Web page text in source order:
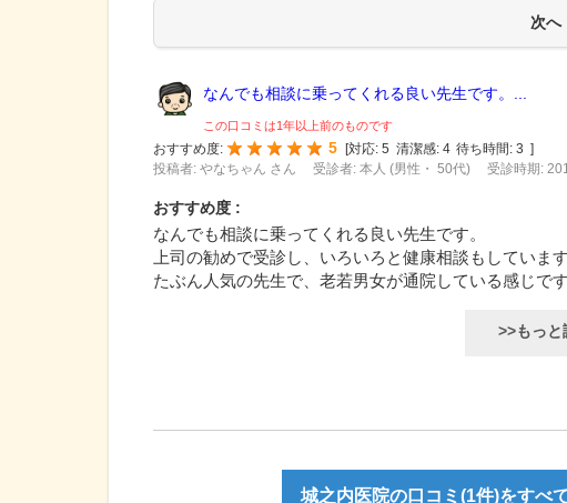
なんでも相談に乗ってくれる良い先生です。...
この口コミは1年以上前のものです
おすすめ度:
5 対応: 5 清潔感: 4 待ち時間: 3
投稿者: やなちゃん さん
受診者: 本人 (男性・ 50代) 受診時期:
おすすめ度 :
なんでも相談に乗ってくれる良い先生です。
上司の勧めで受診し、いろいろと健康相談もしています
たぶん人気の先生で、老若男女が通院している感じです
>>もっと
城之内医院の口コミ(1件)をすべ